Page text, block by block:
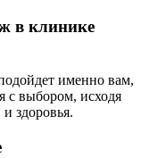
в клинике
именно вам,
с выбором, исходя
здоровья.